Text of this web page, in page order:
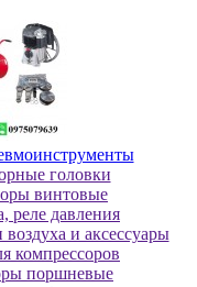
гoлoвки
винтoвыe
реле давления
и аксессуары
компрессоров
поршневые